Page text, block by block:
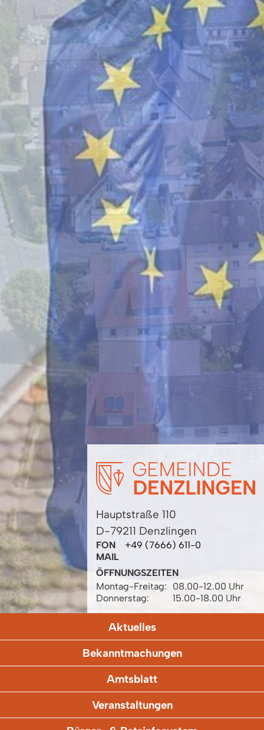
Hauptstraße 110
D-79211 Denzlingen
FON
+49 (7666) 611-0
MAIL
ÖFFNUNGSZEITEN
Montag-Freitag:
08.00-12.00 Uhr
Donnerstag:
15.00-18.00 Uhr
Aktuelles
Bekanntmachungen
Amtsblatt
Veranstaltungen